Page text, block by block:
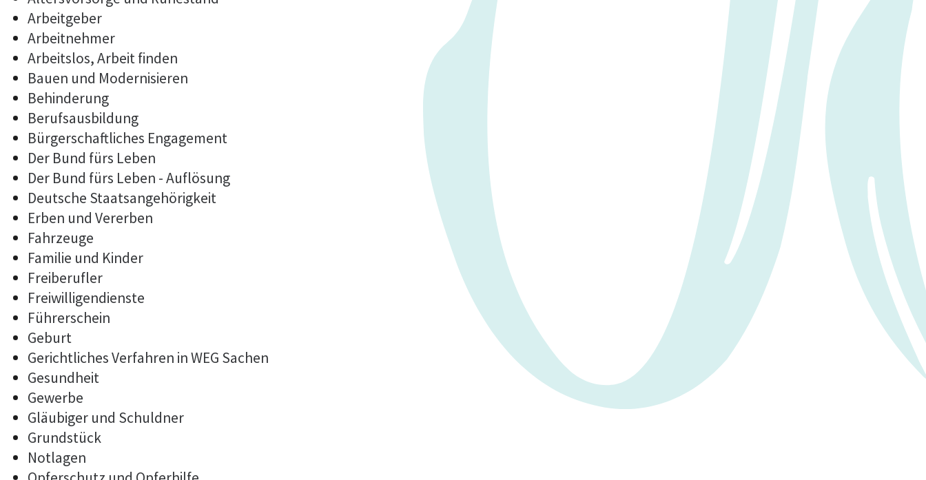
Arbeitgeber
Arbeitnehmer
Arbeitslos, Arbeit finden
Bauen und Modernisieren
Behinderung
Berufsausbildung
Bürgerschaftliches Engagement
Der Bund fürs Leben
Der Bund fürs Leben - Auflösung
Deutsche Staatsangehörigkeit
Erben und Vererben
Fahrzeuge
Familie und Kinder
Freiberufler
Freiwilligendienste
Führerschein
Geburt
Gerichtliches Verfahren in WEG Sachen
Gesundheit
Gewerbe
Gläubiger und Schuldner
Grundstück
Notlagen